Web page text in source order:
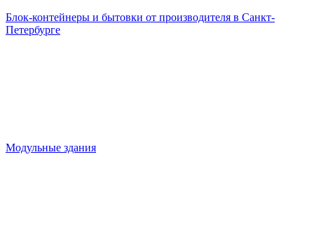
Блок-контейнеры и бытовки от производителя в Санкт-
Петербурге
Модульные здания